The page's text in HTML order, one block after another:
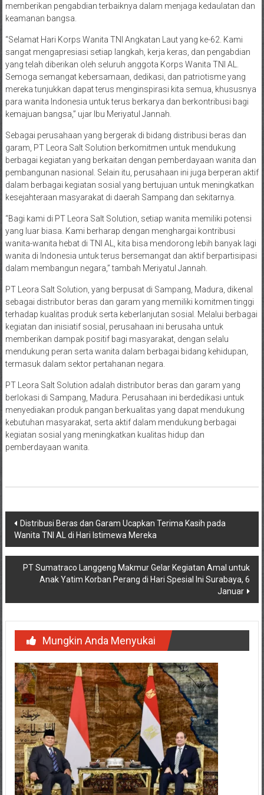
memberikan pengabdian terbaiknya dalam menjaga kedaulatan dan
keamanan bangsa.
“Selamat Hari Korps Wanita TNI Angkatan Laut yang ke-62. Kami
sangat mengapresiasi setiap langkah, kerja keras, dan pengabdian
yang telah diberikan oleh seluruh anggota Korps Wanita TNI AL.
Semoga semangat kebersamaan, dedikasi, dan patriotisme yang
mereka tunjukkan dapat terus menginspirasi kita semua, khususnya
para wanita Indonesia untuk terus berkarya dan berkontribusi bagi
kemajuan bangsa,” ujar Ibu Meriyatul Jannah.
Sebagai perusahaan yang bergerak di bidang distribusi beras dan
garam, PT Leora Salt Solution berkomitmen untuk mendukung
berbagai kegiatan yang berkaitan dengan pemberdayaan wanita dan
pembangunan nasional. Selain itu, perusahaan ini juga berperan aktif
dalam berbagai kegiatan sosial yang bertujuan untuk meningkatkan
kesejahteraan masyarakat di daerah Sampang dan sekitarnya.
“Bagi kami di PT Leora Salt Solution, setiap wanita memiliki potensi
yang luar biasa. Kami berharap dengan menghargai kontribusi
wanita-wanita hebat di TNI AL, kita bisa mendorong lebih banyak lagi
wanita di Indonesia untuk terus bersemangat dan aktif berpartisipasi
dalam membangun negara,” tambah Meriyatul Jannah.
PT Leora Salt Solution, yang berpusat di Sampang, Madura, dikenal
sebagai distributor beras dan garam yang memiliki komitmen tinggi
terhadap kualitas produk serta keberlanjutan sosial. Melalui berbagai
kegiatan dan inisiatif sosial, perusahaan ini berusaha untuk
memberikan dampak positif bagi masyarakat, dengan selalu
mendukung peran serta wanita dalam berbagai bidang kehidupan,
termasuk dalam sektor pertahanan negara.
PT Leora Salt Solution adalah distributor beras dan garam yang
berlokasi di Sampang, Madura. Perusahaan ini berdedikasi untuk
menyediakan produk pangan berkualitas yang dapat mendukung
kebutuhan masyarakat, serta aktif dalam mendukung berbagai
kegiatan sosial yang meningkatkan kualitas hidup dan
pemberdayaan wanita.
Navigasi
pos
Distribusi Beras dan Garam Ucapkan Terima Kasih pada
Wanita TNI AL di Hari Istimewa Mereka
PT Sumatraco Langgeng Makmur Gelar Kegiatan Amal untuk
Anak Yatim Korban Perang di Hari Spesial Ini Surabaya, 6
Januar
Mungkin Anda Menyukai